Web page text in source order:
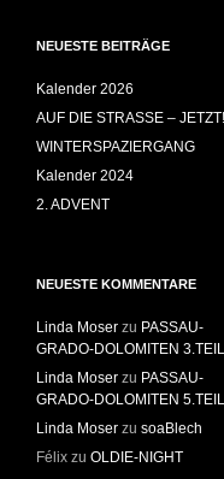
NEUESTE BEITRÄGE
Kalender 2026
AUF DIE STRASSE – JETZT!
WINTERSPAZIERGANG
Kalender 2024
2. ADVENT
NEUESTE KOMMENTARE
Linda Moser zu PASSAU-
GRADO-DOLOMITEN 3.TEIL
Linda Moser zu PASSAU-
GRADO-DOLOMITEN 5.TEIL
Linda Moser zu soaBlech
Félix zu OLDIE-NIGHT